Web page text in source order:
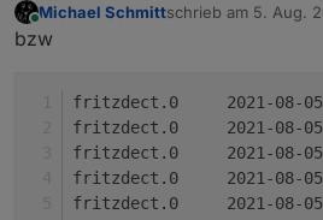
Michael Schmittschrieb am 5. Aug.
zuletzt editiert von
bzw